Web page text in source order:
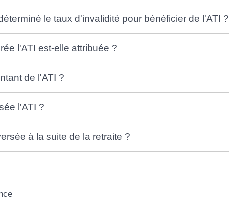
le taux d'invalidité pour bénéficier de l'ATI ?
l'ATI est-elle attribuée ?
de l'ATI ?
l'ATI ?
à la suite de la retraite ?